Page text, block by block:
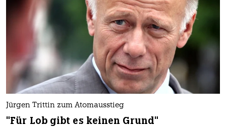
Jürgen Trittin zum Atomausstieg
"Für Lob gibt es keinen Grund"